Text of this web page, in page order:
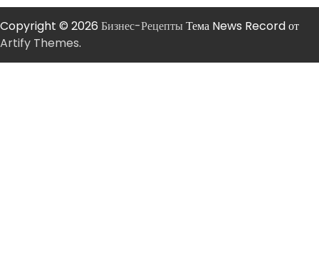
Copyright © 2026 Бизнес-РецептыТема News Record от
Artify Themes.